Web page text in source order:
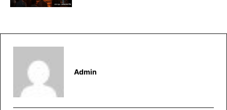
Admin